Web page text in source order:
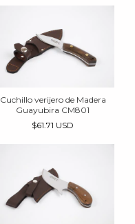
Cuchillo verijero de Madera
Guayubira CM801
$61.71 USD